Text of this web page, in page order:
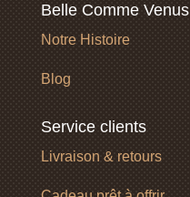
Belle Comme Venus
Notre Histoire
Blog
Service clients
Livraison & retours